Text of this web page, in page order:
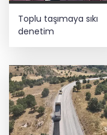
Toplu taşımaya sıkı
denetim